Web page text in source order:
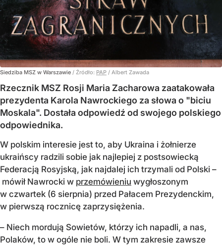
Siedziba MSZ w Warszawie / Źródło: PAP / Albert Zawada
Rzecznik MSZ Rosji Maria Zacharowa zaatakowała
prezydenta Karola Nawrockiego za słowa o "biciu
Moskala". Dostała odpowiedź od swojego polskiego
odpowiednika.
W polskim interesie jest to, aby Ukraina i żołnierze
ukraińscy radzili sobie jak najlepiej z postsowiecką
Federacją Rosyjską, jak najdalej ich trzymali od Polski –
mówił Nawrocki w przemówieniu wygłoszonym
w czwartek (6 sierpnia) przed Pałacem Prezydenckim,
w pierwszą rocznicę zaprzysiężenia.
– Niech mordują Sowietów, którzy ich napadli, a nas,
Polaków, to w ogóle nie boli. W tym zakresie zawsze